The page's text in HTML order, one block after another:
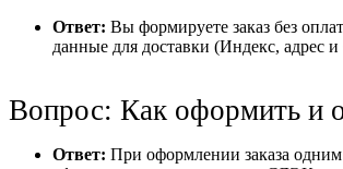
Ответ: Вы формируете заказ без
данные для доставки (Индекс, адрес
Вопрос: Как оформить и
Ответ: При оформлении заказа